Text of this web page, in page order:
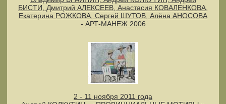
БИСТИ, Дмитрий АЛЕКСЕЕВ, Анастасия КОВАЛЕНКОВА,
Екатерина РОЖКОВА, Сергей ШУТОВ, Алёна АНОСОВА
- АРТ-МАНЕЖ 2006
2 - 11 ноября 2011 года